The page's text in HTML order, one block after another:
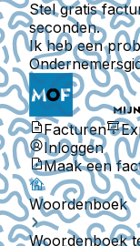
Stel gratis
seconden.
Ik heb een
Facturen
Inloggen
Maak een
Woordenboek
Woordenboek